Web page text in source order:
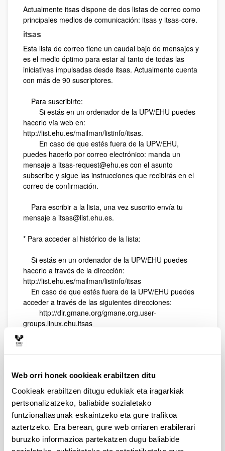
Web orri honek cookieak erabiltzen ditu
Cookieak erabiltzen ditugu edukiak eta iragarkiak
pertsonalizatzeko, baliabide sozialetako
funtzionaltasunak eskaintzeko eta gure trafikoa
aztertzeko. Era berean, gure web orriaren erabilerari
buruzko informazioa partekatzen dugu baliabide
Actualmente itsas dispone de dos listas de correo como
principales medios de comunicación: itsas y itsas-core.
itsas
Esta lista de correo tiene un caudal bajo de mensajes y
es el medio óptimo para estar al tanto de todas las
iniciativas impulsadas desde itsas. Actualmente cuenta
con más de 90 suscriptores.
Para suscribirte:
Si estás en un ordenador de la UPV/EHU puedes
hacerlo vía web en:
http://list.ehu.es/mailman/listinfo/itsas.
En caso de que estés fuera de la UPV/EHU,
puedes hacerlo por correo electrónico: manda un
mensaje a itsas-request@ehu.es con el asunto
subscribe y sigue las instrucciones que recibirás en el
correo de confirmación.
Para escribir a la lista, una vez suscrito envía tu
mensaje a itsas@list.ehu.es.
* Para acceder al histórico de la lista:
Si estás en un ordenador de la UPV/EHU puedes
hacerlo a través de la dirección:
http://list.ehu.es/mailman/listinfo/itsas
En caso de que estés fuera de la UPV/EHU puedes
acceder a través de las siguientes direcciones:
http://dir.gmane.org/gmane.org.user-
groups.linux.ehu.itsas
http://www.mail-archive.com/itsas%40list.ehu.es
llevándose a cabo todas las discusiones de los grupos
de una lista de correo con un caudal elevado de
mensajes y se anima a que toda la gente que quiera
participar en itsas de una manera activa se suscriba a
esta lista.
Puedes suscribirte a la lista de correo a través de la